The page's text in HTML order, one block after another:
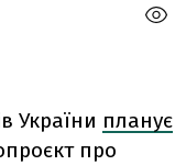
України планує
про